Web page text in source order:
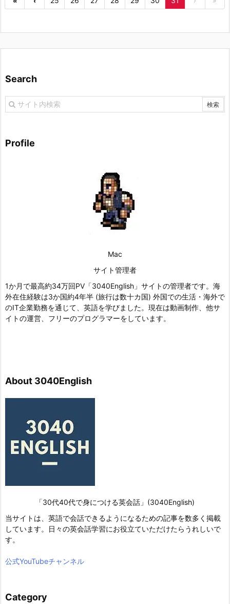
Search
Profile
Mac
サイト管理者
1か月で最高約34万回PV「3040English」サイトの管理者です。海
外在住経験は3か国約4年半 (旅行は数十カ国) 外国での生活・海外で
のIT企業勤務を通じて、英語を学びました。現在は動画制作、他サ
イトの運営、フリーのプログラマーをしています。
About 3040English
「30代40代で身につける英会話」(3040English)
当サイトは、英語で会話できるようになるための記事を数多く掲載
しています。日々の英会話学習にお役立ていただけたらうれしいで
す。
公式YouTubeチャンネル
Category